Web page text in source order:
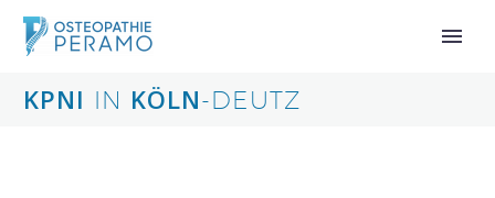
KPNI IN KÖLN-DEUTZ